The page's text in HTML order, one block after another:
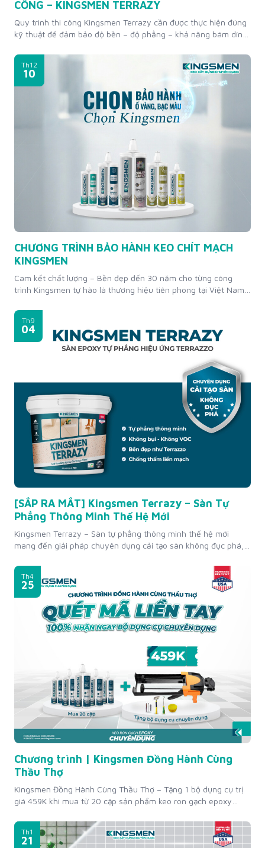
CÔNG – KINGSMEN TERRAZY
Quy trình thi công Kingsmen Terrazy cần được thực hiện đúng
kỹ thuật để đảm bảo độ bền – độ phẳng – khả năng bám dính
BỀ MẶT SÀN (QUAN TRỌNG NHẤT) Chuẩn bị bề mặt là bước
quyết định trực...
Th12
10
CHƯƠNG TRÌNH BẢO HÀNH KEO CHÍT MẠCH
KINGSMEN
Cam kết chất lượng – Bền đẹp đến 30 năm cho từng công
trình Kingsmen tự hào là thương hiệu tiên phong tại Việt Nam
chống thấm vật liệu lên đến 30 năm (tùy dòng sản phẩm). Đây
là minh chứng cho...
Th9
04
[SẮP RA MẮT] Kingsmen Terrazy – Sàn Tự
Phẳng Thông Minh Thế Hệ Mới
Kingsmen Terrazy – Sàn tự phẳng thông minh thế hệ mới
mang đến giải pháp chuyên dụng cải tạo sàn không đục phá,
tự phẳng thông minh tạo bề mặt liền mạch, mịn đẹp, chống
thấm tuyệt đối.Sản phẩm không bụi – không...
Th4
25
Chương trình | Kingsmen Đồng Hành Cùng
Thầu Thợ
Kingsmen Đồng Hành Cùng Thầu Thợ – Tặng 1 bộ dụng cụ trị
giá 459K khi mua từ 20 cặp sản phẩm keo ron gạch epoxy
quà tặng hoặc có thông báo kết thúc chính thức từ Kingsmen.
Đối tượng áp dụng: Khách hàng...
Th1
21